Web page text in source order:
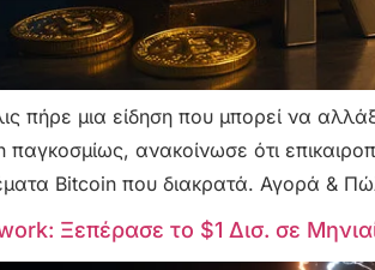
πήρε μια είδηση που μπορεί να
ανακοίνωσε ότι
Bitcoin που διακρατά. Αγορά &
Ξεπέρασε το $1 Δισ. σε